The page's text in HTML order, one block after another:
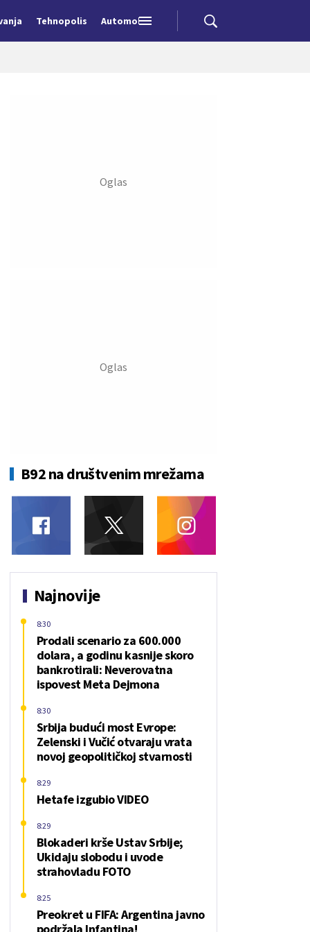
Tehnopolis Automobili
B92 na društvenim mrežama
Najnovije
Prodali scenario za 600.000
dolara, a godinu kasnije skoro
bankrotirali: Neverovatna
ispovest Meta Dejmona
8:30
Srbija budući most Evrope:
Zelenski i Vučić otvaraju vrata
novoj geopolitičkoj stvarnosti
8:30
Hetafe izgubio VIDEO
8:29
Blokaderi krše Ustav Srbije;
Ukidaju slobodu i uvode
strahovladu FOTO
8:29
Preokret u FIFA: Argentina javno
8:25